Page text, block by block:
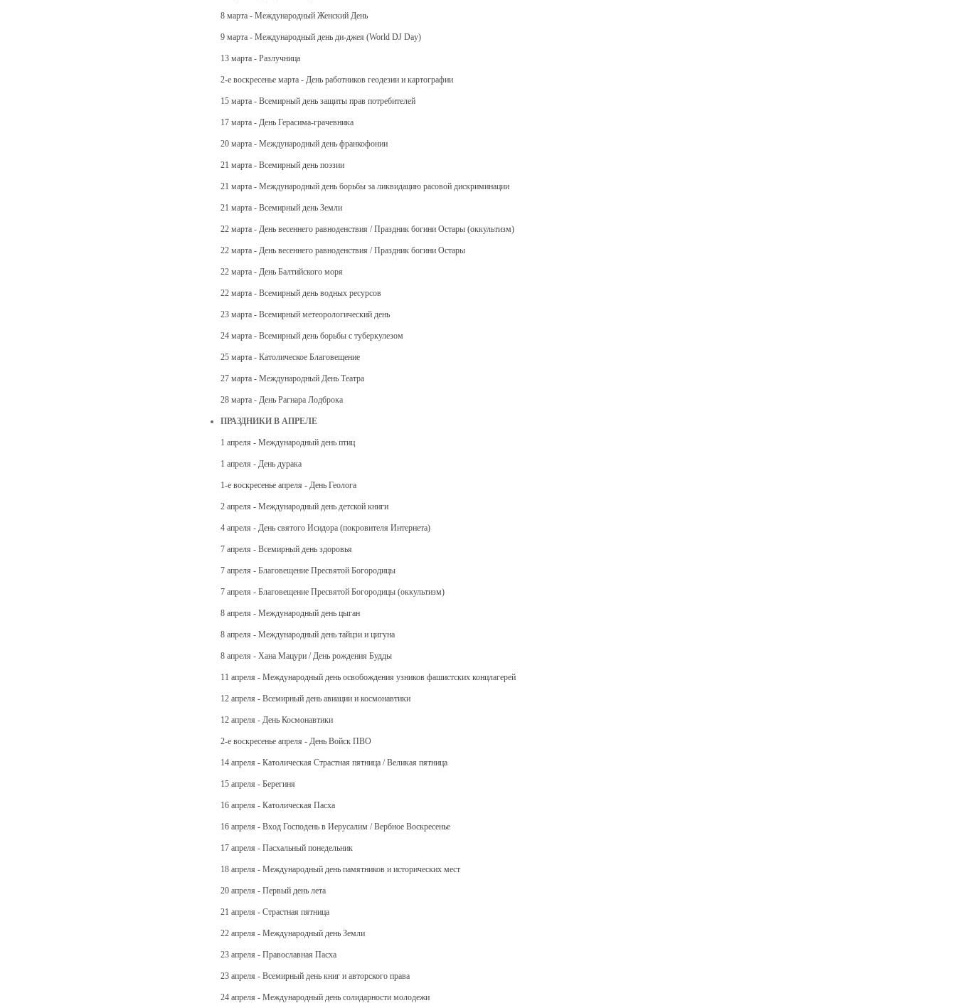
8 марта - Международный Женский День
9 марта - Международный день ди-джея (World DJ Day)
13 марта - Разлучница
2-е воскресенье марта - День работников геодезии и картографии
15 марта - Всемирный день защиты прав потребителей
17 марта - День Герасима-грачевника
20 марта - Международный день франкофонии
21 марта - Всемирный день поэзии
21 марта - Международный день борьбы за ликвидацию расовой дискриминации
21 марта - Всемирный день Земли
22 марта - День весеннего равноденствия / Праздник богини Остары (оккультизм)
22 марта - День весеннего равноденствия / Праздник богини Остары
22 марта - День Балтийского моря
22 марта - Всемирный день водных ресурсов
23 марта - Всемирный метеорологический день
24 марта - Всемирный день борьбы с туберкулезом
25 марта - Католическое Благовещение
27 марта - Международный День Театра
28 марта - День Рагнара Лодброка
ПРАЗДНИКИ В АПРЕЛЕ
1 апреля - Международный день птиц
1 апреля - День дурака
1-е воскресенье апреля - День Геолога
2 апреля - Международный день детской книги
4 апреля - День святого Исидора (покровителя Интернета)
7 апреля - Всемирный день здоровья
7 апреля - Благовещение Пресвятой Богородицы
7 апреля - Благовещение Пресвятой Богородицы (оккультизм)
8 апреля - Международный день цыган
8 апреля - Международный день тайцзи и цигуна
8 апреля - Хана Мацури / День рождения Будды
11 апреля - Международный день освобождения узников фашистских концлагерей
12 апреля - Всемирный день авиации и космонавтики
12 апреля - День Космонавтики
2-е воскресенье апреля - День Войск ПВО
14 апреля - Католическая Страстная пятница / Великая пятница
15 апреля - Берегиня
16 апреля - Католическая Пасха
16 апреля - Вход Господень в Иерусалим / Вербное Воскресенье
17 апреля - Пасхальный понедельник
18 апреля - Международный день памятников и исторических мест
20 апреля - Первый день лета
21 апреля - Страстная пятница
22 апреля - Международный день Земли
23 апреля - Православная Пасха
23 апреля - Всемирный день книг и авторского права
24 апреля - Международный день солидарности молодежи